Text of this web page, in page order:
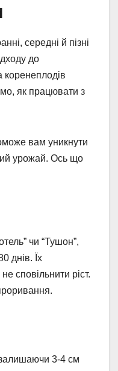
середні й пізні
до
як працювати з
вам уникнути
урожай. Ось що
чи “Тушон”,
днів. Їх
сповільнити ріст.
3-4 см